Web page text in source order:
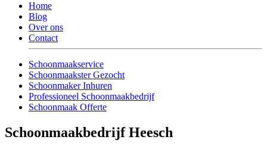
Home
Blog
Over ons
Contact
Schoonmaakservice
Schoonmaakster Gezocht
Schoonmaker Inhuren
Professioneel Schoonmaakbedrijf
Schoonmaak Offerte
Schoonmaakbedrijf Heesch